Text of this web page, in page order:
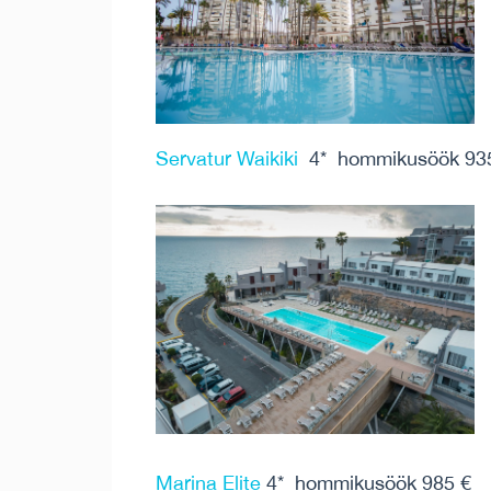
Servatur Waikiki 4* hommikusöök
Marina Elite 4* hommikusöök 985 €